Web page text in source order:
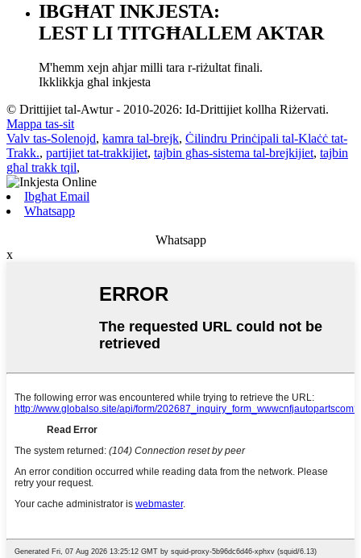
IBGĦAT INKJESTA:
LEST LI TITGĦALLEM AKTAR
M'hemm xejn aħjar milli tara r-riżultat finali.
Ikklikkja għal inkjesta
© Drittijiet tal-Awtur - 2010-2026: Id-Drittijiet kollha Riżervati.
Mappa tas-sit
Valv tas-Solenojd, kamra tal-brejk, Ċilindru Prinċipali tal-Klaċċ tat-
Trakk., partijiet tat-trakkijiet, tajbin għas-sistema tal-brejkijiet, tajbin
għal trakk tqil,
Ibgħat Email
Whatsapp
Whatsapp
x